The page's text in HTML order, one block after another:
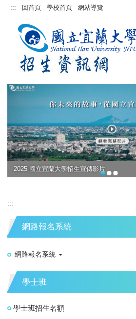
跳::: 回首頁 學校首頁 網站導覽
2025 國立宜蘭大學招生宣傳影片
:::
網路報名系統
網路報名系統
學士班
學士班招生名額